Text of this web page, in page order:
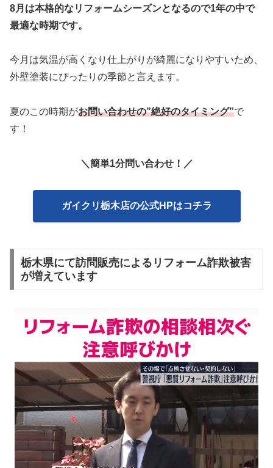
8月は本格的なリフォームシーズンとなるので1年の中で
最適な時期です。
今月は気温が高くなり仕上がりが綺麗になりやすいため、
外壁塗装にぴったりの季節と言えます。
夏のこの時期がお問い合わせの”絶好のタイミング”で
す！
＼簡単1分問い合わせ！／
ガイクリ栃木店の公式HPはコチラ
栃木県にて訪問販売によるリフォーム詐欺被害
が増えています